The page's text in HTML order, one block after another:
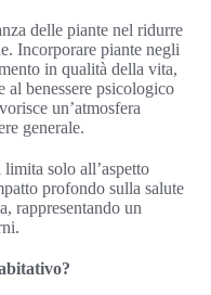
delle piante nel ridurre
Incorporare piante negli
in qualità della vita,
benessere psicologico
un’atmosfera
generale.
limita solo all’aspetto
profondo sulla salute
rappresentando un